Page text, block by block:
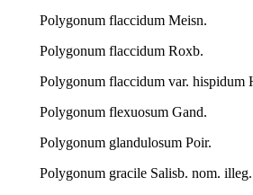
Polygonum flaccidum Meisn.
Polygonum flaccidum Roxb.
Polygonum flaccidum var. hispidum
Polygonum flexuosum Gand.
Polygonum glandulosum Poir.
Polygonum gracile Salisb. nom. illeg.